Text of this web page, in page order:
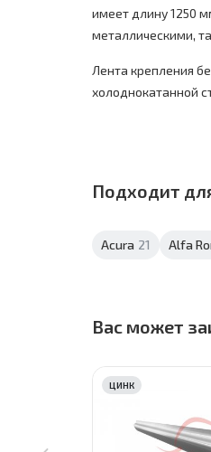
имеет длину 1250
металлическими,
Лента крепления
холоднокатанной
Подходит
Acura 21 Alfa
Вас может
ЦИНК